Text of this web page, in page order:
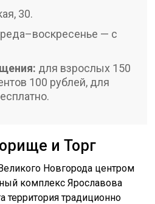
30.
— с
для взрослых 150
100 рублей, для
и Торг
Новгорода центром
комплекс Ярославова
территория традиционно